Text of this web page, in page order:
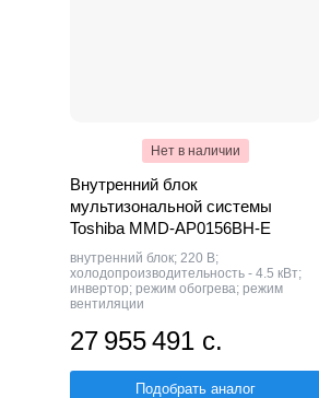
Нет в наличии
Внутренний блок
мультизональной системы
Toshiba MMD-AP0156BH-E
внутренний блок; 220 В;
холодопроизводительность - 4.5 кВт;
инвертор; режим обогрева; режим
вентиляции
27 955 491 с.
Подобрать аналог